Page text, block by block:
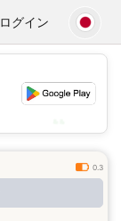
ログイン
0.3